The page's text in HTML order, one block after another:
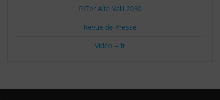
PITer Alte Valli 2030
Revue de Presse
Vidéo – fr